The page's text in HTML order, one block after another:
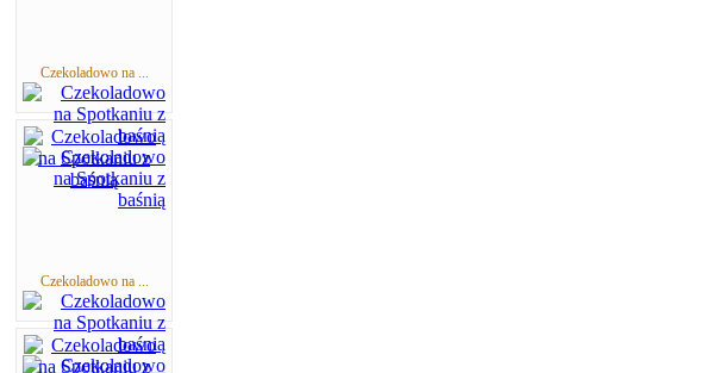
Czekoladowo na ...
Czekoladowo na ...